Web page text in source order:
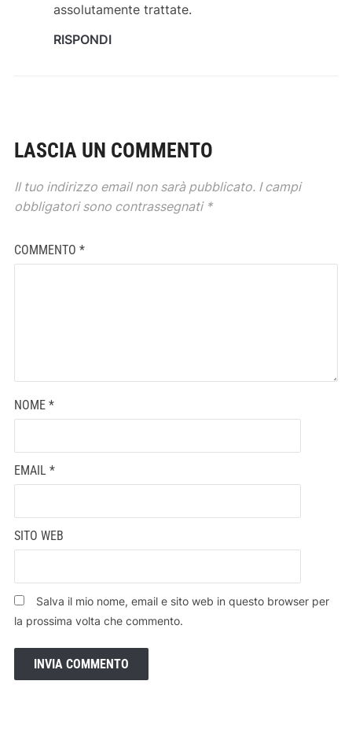
assolutamente trattate.
RISPONDI
LASCIA UN COMMENTO
Il tuo indirizzo email non sarà pubblicato. I campi
obbligatori sono contrassegnati *
COMMENTO *
NOME *
EMAIL *
SITO WEB
Salva il mio nome, email e sito web in questo browser per
la prossima volta che commento.